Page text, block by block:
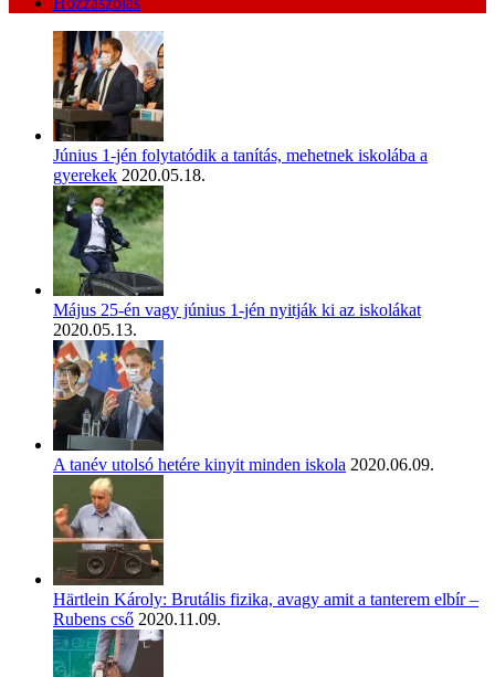
Június 1-jén folytatódik a tanítás, mehetnek iskolába a
gyerekek 2020.05.18.
Május 25-én vagy június 1-jén nyitják ki az iskolákat
2020.05.13.
A tanév utolsó hetére kinyit minden iskola 2020.06.09.
Härtlein Károly: Brutális fizika, avagy amit a tanterem elbír –
Rubens cső 2020.11.09.